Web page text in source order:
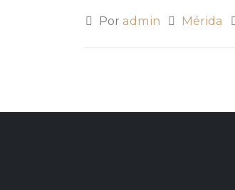
Por admin Mérida